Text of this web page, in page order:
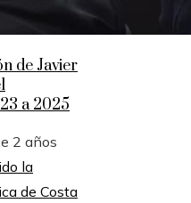
de Javier
a 2025
2 años